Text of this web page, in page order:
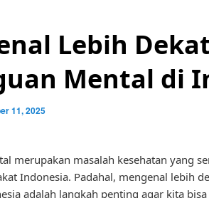
Lebih
Mental di
11, 2025
merupakan masalah kesehatan yang
Indonesia. Padahal, mengenal lebih
adalah langkah penting agar kita